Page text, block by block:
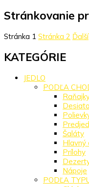
Stránkovanie
Stránka 1 Stránka 2 Ďalší
KATEGÓRIE
JEDLO
PODĽA
Šaláty
Hlavný
Prílohy
Nápoje
PODĽA